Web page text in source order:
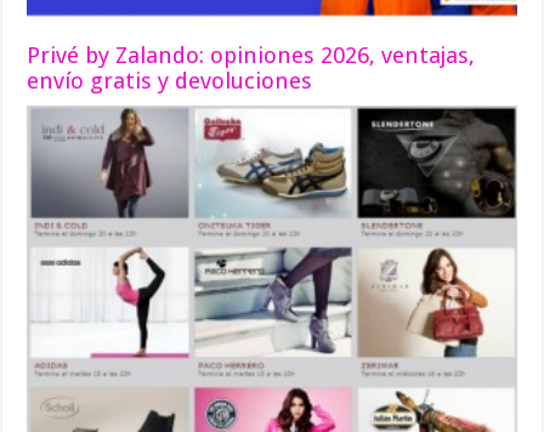
Privé by Zalando: opiniones 2026, ventajas,
envío gratis y devoluciones